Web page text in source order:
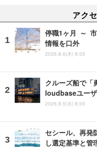
アク
停職1ヶ月 ～ 市
情報を口外
2026.8.6(木) 8:05
クルーズ船で「
loudbaseユー
2026.8.5(水) 8:00
セシール、再発
し選定基準と管